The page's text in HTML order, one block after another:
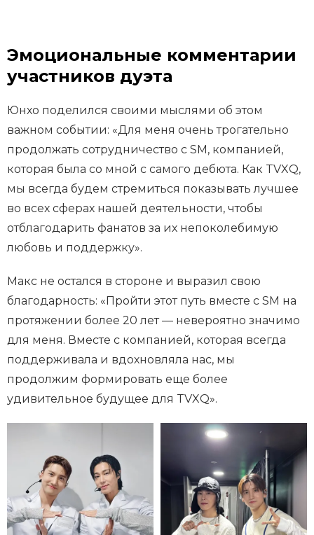
Эмоциональные комментарии
участников дуэта
Юнхо поделился своими мыслями об этом
важном событии: «Для меня очень трогательно
продолжать сотрудничество с SM, компанией,
которая была со мной с самого дебюта. Как TVXQ,
мы всегда будем стремиться показывать лучшее
во всех сферах нашей деятельности, чтобы
отблагодарить фанатов за их непоколебимую
любовь и поддержку».
Макс не остался в стороне и выразил свою
благодарность: «Пройти этот путь вместе с SM на
протяжении более 20 лет — невероятно значимо
для меня. Вместе с компанией, которая всегда
поддерживала и вдохновляла нас, мы
продолжим формировать еще более
удивительное будущее для TVXQ».